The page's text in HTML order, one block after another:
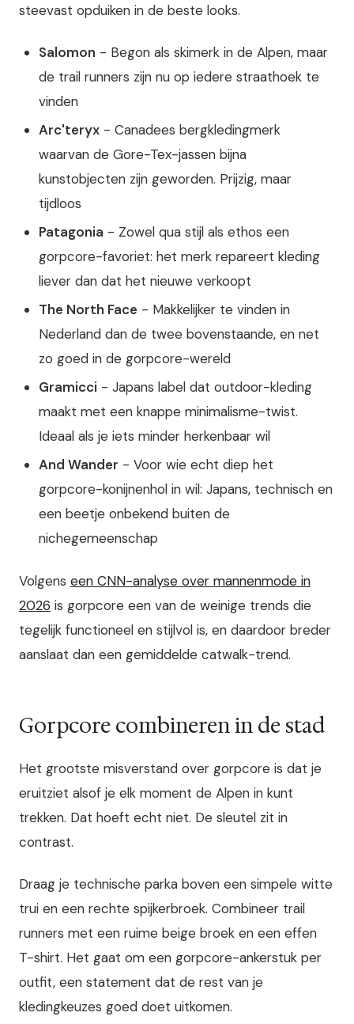
steevast opduiken in de beste looks.
Salomon - Begon als skimerk in de Alpen, maar
de trail runners zijn nu op iedere straathoek te
vinden
Arc'teryx - Canadees bergkledingmerk
waarvan de Gore-Tex-jassen bijna
kunstobjecten zijn geworden. Prijzig, maar
tijdloos
Patagonia - Zowel qua stijl als ethos een
gorpcore-favoriet: het merk repareert kleding
liever dan dat het nieuwe verkoopt
The North Face - Makkelijker te vinden in
Nederland dan de twee bovenstaande, en net
zo goed in de gorpcore-wereld
Gramicci - Japans label dat outdoor-kleding
maakt met een knappe minimalisme-twist.
Ideaal als je iets minder herkenbaar wil
And Wander - Voor wie echt diep het
gorpcore-konijnenhol in wil: Japans, technisch en
een beetje onbekend buiten de
nichegemeenschap
Volgens een CNN-analyse over mannenmode in
2026 is gorpcore een van de weinige trends die
tegelijk functioneel en stijlvol is, en daardoor breder
aanslaat dan een gemiddelde catwalk-trend.
Gorpcore combineren in de stad
Het grootste misverstand over gorpcore is dat je
eruitziet alsof je elk moment de Alpen in kunt
trekken. Dat hoeft echt niet. De sleutel zit in
contrast.
Draag je technische parka boven een simpele witte
trui en een rechte spijkerbroek. Combineer trail
runners met een ruime beige broek en een effen
T-shirt. Het gaat om een gorpcore-ankerstuk per
outfit, een statement dat de rest van je
kledingkeuzes goed doet uitkomen.